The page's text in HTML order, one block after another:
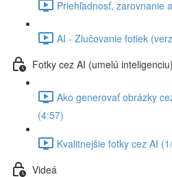
Priehľadnosť, zarovnanie
AI - Zlučovanie fotiek
Fotky cez AI (umelú inteligenciu)
Ako generovať obrázky
(4:57)
Kvalitnejšie fotky cez AI
Videá